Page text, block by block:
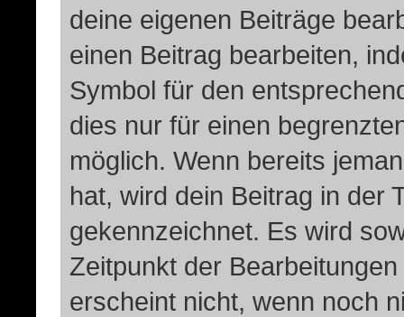
deine eigenen Beiträge
einen Beitrag bearbeiten,
Symbol für den
dies nur für einen
möglich. Wenn bereits
hat, wird dein Beitrag in der
gekennzeichnet. Es wird
Zeitpunkt der
erscheint nicht, wenn noch